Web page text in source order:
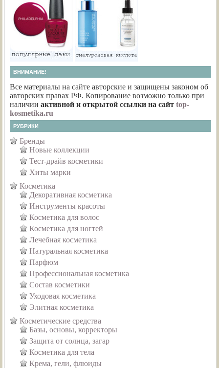
ВНИМАНИЕ!
Все материалы на сайте авторские и защищены законом об
авторских правах РФ. Копирование возможно только при
наличии активной и открытой ссылки на сайт top-
kosmetika.ru
РУБРИКИ
Бренды
Новые коллекции
Тест-драйв косметики
Хиты марки
Косметика
Декоративная косметика
Инструменты красоты
Косметика для волос
Косметика для ногтей
Лечебная косметика
Натуральная косметика
Парфюм
Профессиональная косметика
Состав косметики
Уходовая косметика
Элитная косметика
Косметические средства
Базы, основы, корректоры
Защита от солнца, загар
Косметика для тела
Крема, гели, флюиды